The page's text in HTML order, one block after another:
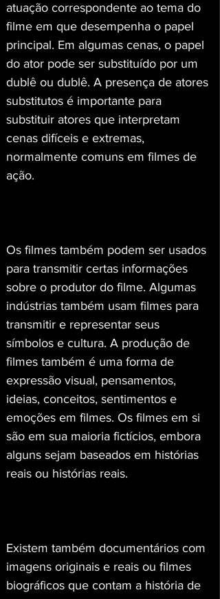
atuação correspondente ao tema do
filme em que desempenha o papel
principal. Em algumas cenas, o papel
do ator pode ser substituído por um
dublê ou dublê. A presença de atores
substitutos é importante para
substituir atores que interpretam
cenas difíceis e extremas,
normalmente comuns em filmes de
ação.
Os filmes também podem ser usados
para transmitir certas informações
sobre o produtor do filme. Algumas
indústrias também usam filmes para
transmitir e representar seus
símbolos e cultura. A produção de
filmes também é uma forma de
expressão visual, pensamentos,
ideias, conceitos, sentimentos e
emoções em filmes. Os filmes em si
são em sua maioria fictícios, embora
alguns sejam baseados em histórias
reais ou histórias reais.
Existem também documentários com
imagens originais e reais ou filmes
biográficos que contam a história de